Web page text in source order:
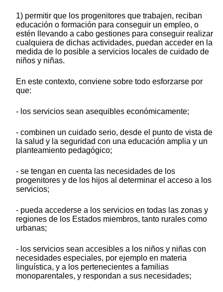
1) permitir que los progenitores que trabajen, reciban
educación o formación para conseguir un empleo, o
estén llevando a cabo gestiones para conseguir realizar
cualquiera de dichas actividades, puedan acceder en la
medida de lo posible a servicios locales de cuidado de
niños y niñas.
En este contexto, conviene sobre todo esforzarse por
que:
- los servicios sean asequibles económicamente;
- combinen un cuidado serio, desde el punto de vista de
la salud y la seguridad con una educación amplia y un
planteamiento pedagógico;
- se tengan en cuenta las necesidades de los
progenitores y de los hijos al determinar el acceso a los
servicios;
- pueda accederse a los servicios en todas las zonas y
regiones de los Estados miembros, tanto rurales como
urbanas;
- los servicios sean accesibles a los niños y niñas con
necesidades especiales, por ejemplo en materia
linguística, y a los pertenecientes a familias
monoparentales, y respondan a sus necesidades;